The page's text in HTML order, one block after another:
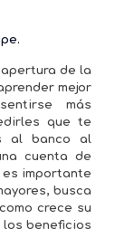
de la
mejor
más
que te
al banco al
cuenta de
es importante
busca
crece su
beneficios